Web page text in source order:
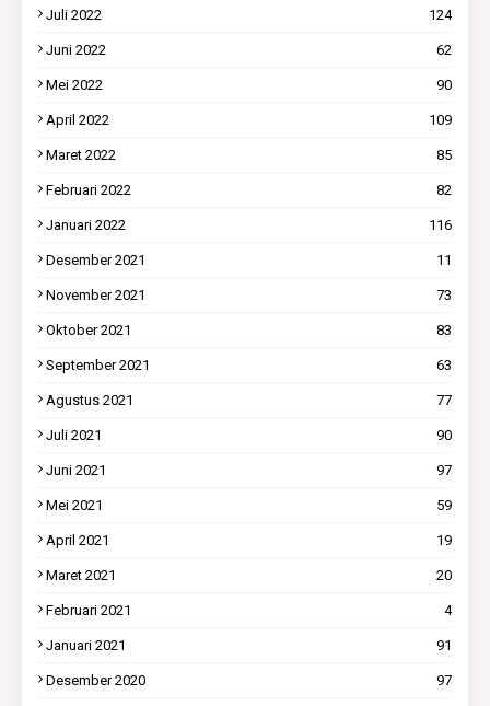
Juli 2022 124
Juni 2022 62
Mei 2022 90
April 2022 109
Maret 2022 85
Februari 2022 82
Januari 2022 116
Desember 2021 11
November 2021 73
Oktober 2021 83
September 2021 63
Agustus 2021 77
Juli 2021 90
Juni 2021 97
Mei 2021 59
April 2021 19
Maret 2021 20
Februari 2021 4
Januari 2021 91
Desember 2020 97